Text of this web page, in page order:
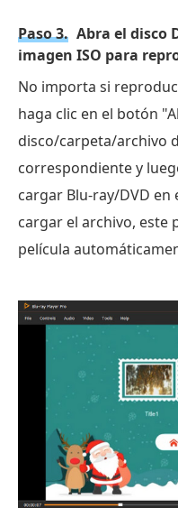
Paso 3. Abra el disco
imagen ISO para
No importa si
haga clic en el botón
disco/carpeta/archivo
correspondiente y
cargar Blu-ray/DVD
cargar el archivo,
película